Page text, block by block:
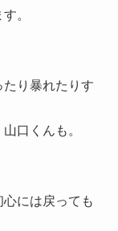
。
り暴れたりす
口くんも。
には戻っても